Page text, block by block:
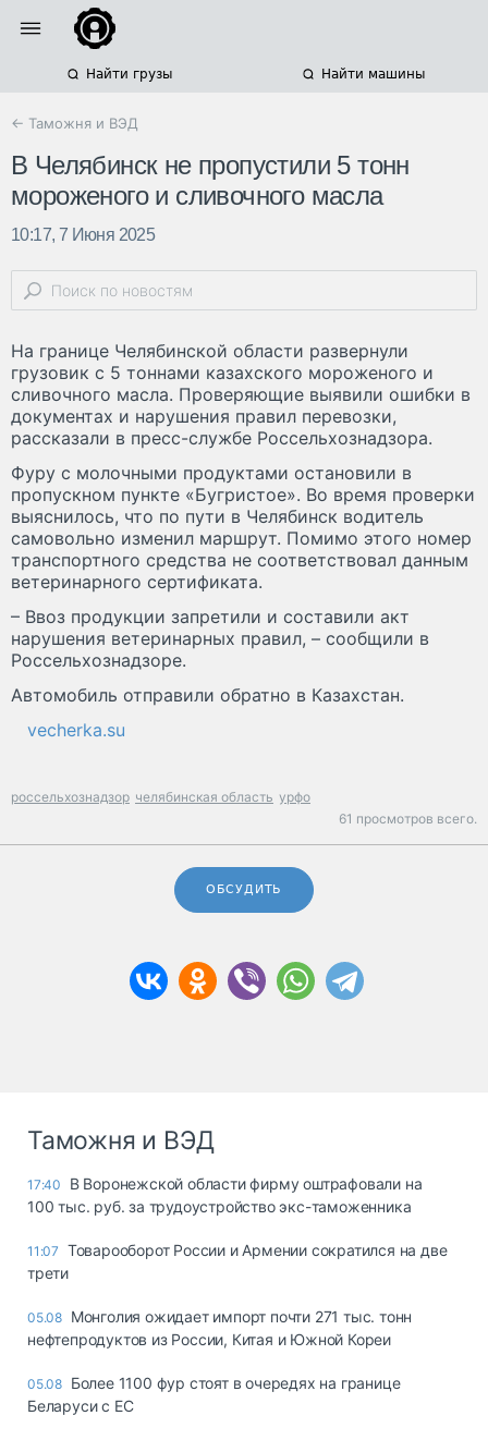
Найти грузы Найти машины
← Таможня и ВЭД
В Челябинск не пропустили 5 тонн
мороженого и сливочного масла
10:17, 7 Июня 2025
На границе Челябинской области развернули
грузовик с 5 тоннами казахского мороженого и
сливочного масла. Проверяющие выявили ошибки в
документах и нарушения правил перевозки,
рассказали в пресс-службе Россельхознадзора.
Фуру с молочными продуктами остановили в
пропускном пункте «Бугристое». Во время проверки
выяснилось, что по пути в Челябинск водитель
самовольно изменил маршрут. Помимо этого номер
транспортного средства не соответствовал данным
ветеринарного сертификата.
– Ввоз продукции запретили и составили акт
нарушения ветеринарных правил, – сообщили в
Россельхознадзоре.
Автомобиль отправили обратно в Казахстан.
vecherka.su
россельхознадзор челябинская область урфо
61 просмотров всего.
ОБСУДИТЬ
Таможня и ВЭД
17:40
В Воронежской области фирму оштрафовали на
100 тыс. руб. за трудоустройство экс-таможенника
11:07 Товарооборот России и Армении сократился на две
трети
05.08 Монголия ожидает импорт почти 271 тыс. тонн
нефтепродуктов из России, Китая и Южной Кореи
05.08 Более 1100 фур стоят в очередях на границе
Беларуси с ЕС